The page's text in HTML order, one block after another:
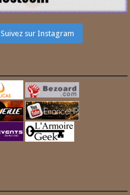
Suivez sur Instagram